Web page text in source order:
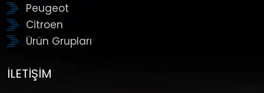
Peugeot
Citroen
Ürün Grupları
İLETIŞIM